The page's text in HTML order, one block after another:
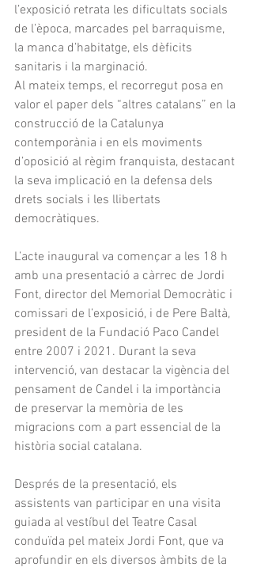
l’exposició retrata les dificultats socials
de l’època, marcades pel barraquisme,
la manca d’habitatge, els dèficits
sanitaris i la marginació.
Al mateix temps, el recorregut posa en
valor el paper dels “altres catalans” en la
construcció de la Catalunya
contemporània i en els moviments
d’oposició al règim franquista, destacant
la seva implicació en la defensa dels
drets socials i les llibertats
democràtiques.
L’acte inaugural va començar a les 18 h
amb una presentació a càrrec de Jordi
Font, director del Memorial Democràtic i
comissari de l’exposició, i de Pere Baltà,
president de la Fundació Paco Candel
entre 2007 i 2021. Durant la seva
intervenció, van destacar la vigència del
pensament de Candel i la importància
de preservar la memòria de les
migracions com a part essencial de la
història social catalana.
Després de la presentació, els
assistents van participar en una visita
guiada al vestíbul del Teatre Casal
conduïda pel mateix Jordi Font, que va
aprofundir en els diversos àmbits de la